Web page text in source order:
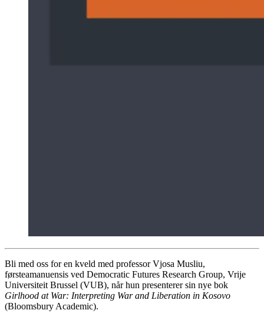
Bli med oss for en kveld med professor Vjosa Musliu,
førsteamanuensis ved Democratic Futures Research Group, Vrije
Universiteit Brussel (VUB), når hun presenterer sin nye bok
Girlhood at War: Interpreting War and Liberation in Kosovo
(Bloomsbury Academic).